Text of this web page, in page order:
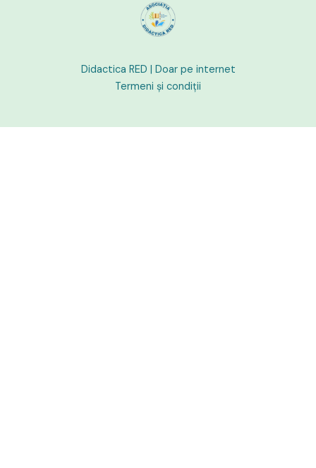
Didactica RED | Doar pe internet
Termeni și condiții